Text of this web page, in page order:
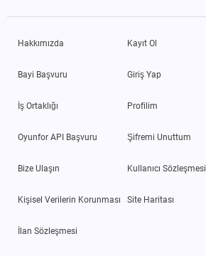
Hakkımızda
Bayi Başvuru
İş Ortaklığı
Oyunfor API Başvuru
Bize Ulaşın
Kişisel Verilerin Korunması
İlan Sözleşmesi
Kayıt Ol
Giriş Yap
Profilim
Şifremi Unuttum
Kullanıcı Sözleşmesi
Site Haritası